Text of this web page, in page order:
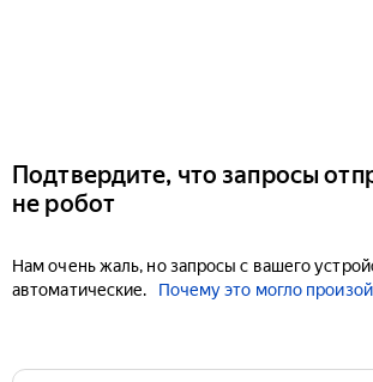
Подтвердите, что запросы
не робот
Нам очень жаль, но запросы с вашего
автоматические.
Почему это могло